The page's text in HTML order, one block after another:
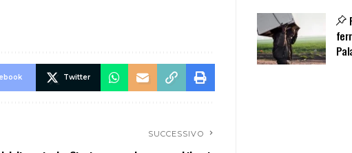
Twitter
SUCCESSIVO